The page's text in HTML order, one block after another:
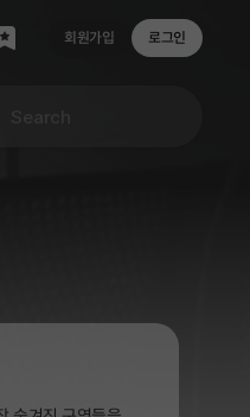
회원가입 로그인